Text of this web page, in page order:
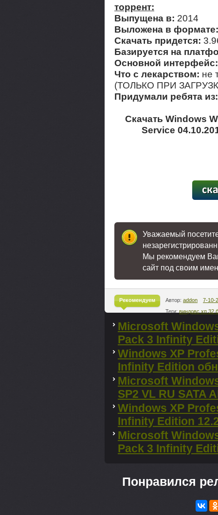
торрент:
Выпущена в: 2014
Выложена в
Скачать придется:
Базируется на
Основной
Что с лекарством: не
(ТОЛЬКО ПРИ
Придумали ребята
Скачать Windows
Service
Уважаемый
Мы рекомендуем
сайт под своим
Рекомендуем
^
Автор:addon
7-10-
Теги:виндовс хп 32
Microsoft
Pack 3 Infinity
Windows XP
Infinity Edition
Microsoft
SP2 VL RU SATA
Windows XP
Infinity Edition
Microsoft
Pack 3 Infinity
Понравился